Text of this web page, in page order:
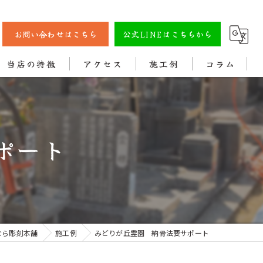
お問い合わせはこちら 公式LINEはこちらから
当店の特徴
彫刻
戒名
法名
色入れ
アクセス 施工例 コラム
ート
彫刻本舗 施工例 みどりが丘霊園 納骨法要サポート